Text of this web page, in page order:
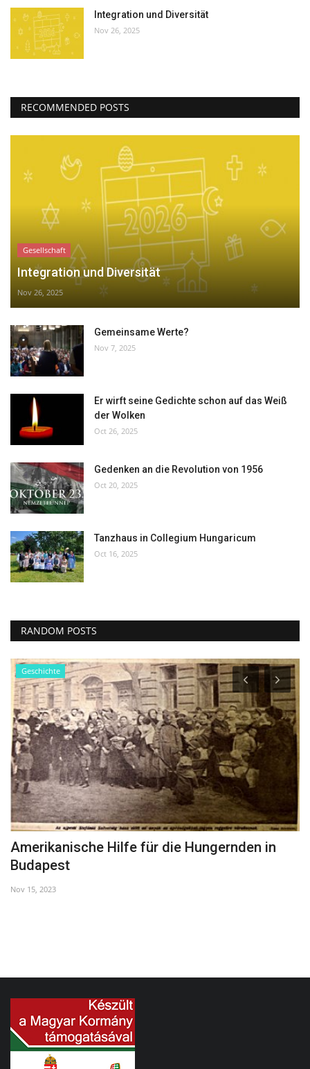
Integration und Diversität
Nov 26, 2025
RECOMMENDED POSTS
Gesellschaft
Integration und Diversität
Nov 26, 2025
Gemeinsame Werte?
Nov 7, 2025
Er wirft seine Gedichte schon auf das Weiß
der Wolken
Oct 26, 2025
Gedenken an die Revolution von 1956
Oct 20, 2025
Tanzhaus in Collegium Hungaricum
Oct 16, 2025
RANDOM POSTS
Geschichte
Amerikanische Hilfe für die Hungernden in
Budapest
Nov 15, 2023